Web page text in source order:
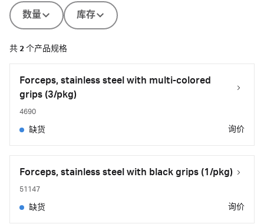
数量 库存
共 2 个产品规格
Forceps, stainless steel with multi-colored
grips (3/pkg)
4690
缺货 询价
Forceps, stainless steel with black grips (1/pkg)
51147
缺货 询价